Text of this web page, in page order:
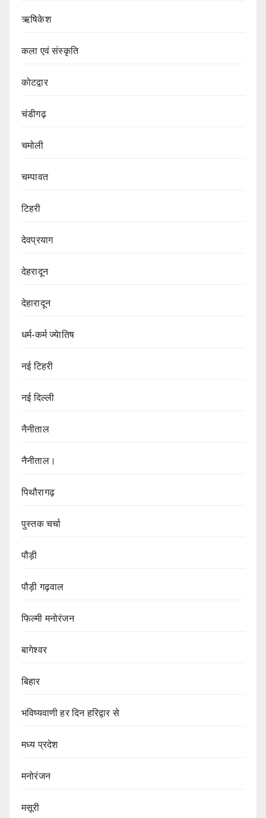
ऋषिकेश
कला एवं संस्कृति
कोटद्वार
चंडीगढ़
चमोली
चम्पावत
टिहरी
देवप्रयाग
देहरादून
देहारादून
धर्म-कर्म ज्येातिष
नई टिहरी
नई दिल्ली
नैनीताल
नैनीताल।
पिथौरागढ़
पुस्तक चर्चा
पौड़ी
पौड़ी गढ़वाल
फिल्मी मनोरंजन
बागेश्वर
बिहार
भविष्यवाणी हर दिन हरिद्वार से
मध्य प्रदेश
मनोरंजन
मसूरी